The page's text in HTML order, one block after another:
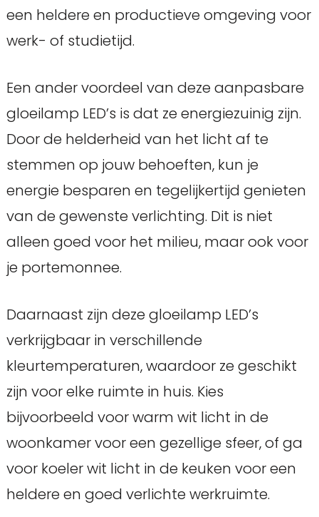
een heldere en productieve omgeving voor
werk- of studietijd.
Een ander voordeel van deze aanpasbare
gloeilamp LED’s is dat ze energiezuinig zijn.
Door de helderheid van het licht af te
stemmen op jouw behoeften, kun je
energie besparen en tegelijkertijd genieten
van de gewenste verlichting. Dit is niet
alleen goed voor het milieu, maar ook voor
je portemonnee.
Daarnaast zijn deze gloeilamp LED’s
verkrijgbaar in verschillende
kleurtemperaturen, waardoor ze geschikt
zijn voor elke ruimte in huis. Kies
bijvoorbeeld voor warm wit licht in de
woonkamer voor een gezellige sfeer, of ga
voor koeler wit licht in de keuken voor een
heldere en goed verlichte werkruimte.